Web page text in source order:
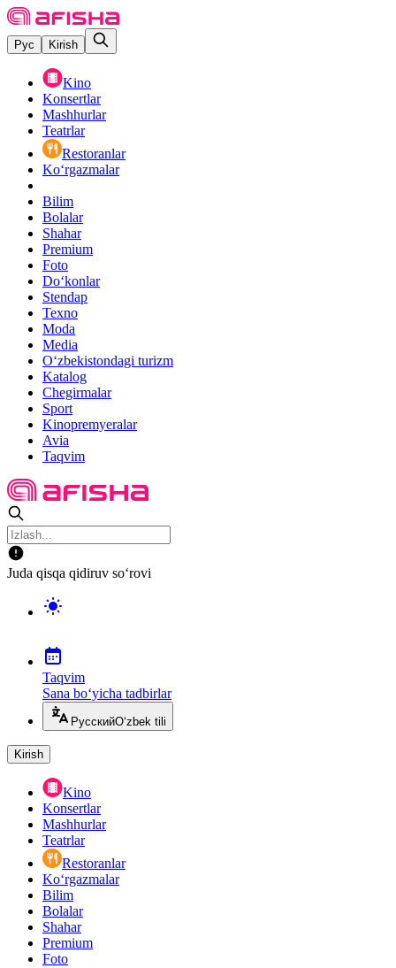
Рус Kirish
Kino
Konsertlar
Mashhurlar
Teatrlar
Restoranlar
Ko‘rgazmalar
Bilim
Bolalar
Shahar
Premium
Foto
Do‘konlar
Stendap
Texno
Moda
Media
O‘zbekistondagi turizm
Katalog
Chegirmalar
Sport
Kinopremyeralar
Avia
Taqvim
Juda qisqa qidiruv so‘rovi
Taqvim
Sana bo‘yicha tadbirlar
РусскийO‘zbek tili
Kirish
Kino
Konsertlar
Mashhurlar
Teatrlar
Restoranlar
Ko‘rgazmalar
Bilim
Bolalar
Shahar
Premium
Foto